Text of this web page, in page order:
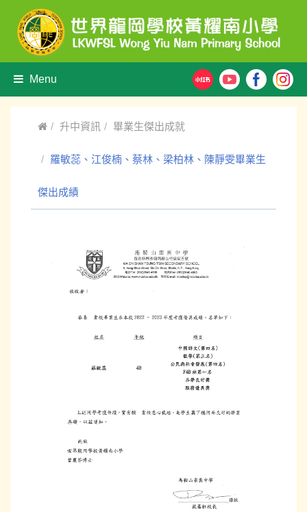
Menu
升中資訊 畢業生傑出成就
羅敏蕊、江俊楠、蔡林、梁柏林、陳靜雯畢業生
傑出成績